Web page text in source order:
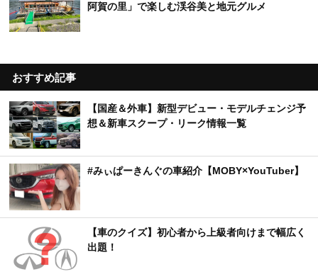
阿賀の里」で楽しむ渓谷美と地元グルメ
おすすめ記事
【国産＆外車】新型デビュー・モデルチェンジ予
想＆新車スクープ・リーク情報一覧
#みぃぱーきんぐの車紹介【MOBY×YouTuber】
【車のクイズ】初心者から上級者向けまで幅広く
出題！